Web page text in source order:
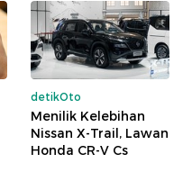
detikOto
Menilik Kelebihan
Nissan X-Trail, Lawan
Honda CR-V Cs